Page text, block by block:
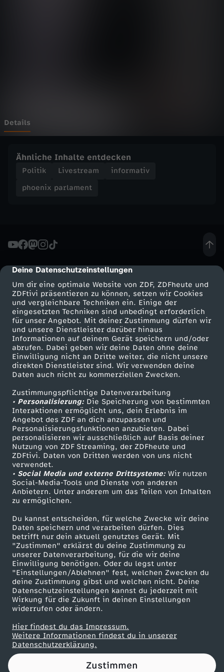
cmp-dialog-description
Deine Datenschutzeinstellungen
Um dir eine optimale Website von ZDF, ZDFheute und
ZDFtivi präsentieren zu können, setzen wir Cookies
und vergleichbare Techniken ein. Einige der
eingesetzten Techniken sind unbedingt erforderlich
für unser Angebot. Mit deiner Zustimmung dürfen wir
und unsere Dienstleister darüber hinaus
Informationen auf deinem Gerät speichern und/oder
abrufen. Dabei geben wir deine Daten ohne deine
Einwilligung nicht an Dritte weiter, die nicht unsere
direkten Dienstleister sind. Wir verwenden deine
Daten auch nicht zu kommerziellen Zwecken.
Zustimmungspflichtige Datenverarbeitung
• Personalisierung:Die Speicherung von bestimmten
Interaktionen ermöglicht uns, dein Erlebnis im
Angebot des ZDF an dich anzupassen und
Personalisierungsfunktionen anzubieten. Dabei
personalisieren wir ausschließlich auf Basis deiner
Nutzung von ZDF Streaming, der ZDFheute und
ZDFtivi. Daten von Dritten werden von uns nicht
verwendet.
• Social Media und externe Drittsysteme:Wir nutzen
Social-Media-Tools und Dienste von anderen
Anbietern. Unter anderem um das Teilen von Inhalten
zu ermöglichen.
Du kannst entscheiden, für welche Zwecke wir deine
Daten speichern und verarbeiten dürfen. Dies
betrifft nur dein aktuell genutztes Gerät. Mit
"Zustimmen" erklärst du deine Zustimmung zu
unserer Datenverarbeitung, für die wir deine
Einwilligung benötigen. Oder du legst unter
"Einstellungen/Ablehnen" fest, welchen Zwecken du
deine Zustimmung gibst und welchen nicht. Deine
Datenschutzeinstellungen kannst du jederzeit mit
Wirkung für die Zukunft in deinen Einstellungen
widerrufen oder ändern.
Hier findest du das Impressum.
Weitere Informationen findest du in unserer
Datenschutzerklärung.
Zustimmen
m
n
A
f
D
-
A
n
t
r
a
g
z
u
m
"
V
e
r
b
Details
Ähnliche Inhalte entdecken
Politik Livestream
informativ
phoenix parlament
Mehr ZDF
ZDF-Apps
Smart TV
ZDFtext
Livestreams
Sendungen A-Z
TV-Programm
Service
ZDFmitreden
Kontakt zum ZDF
Tickets
Zuschauerservice
Hilfe
ZDF Unternehmen
Karriere
ZDF goes Schule
Werbefernsehen
Mainzelmännchen
Partner